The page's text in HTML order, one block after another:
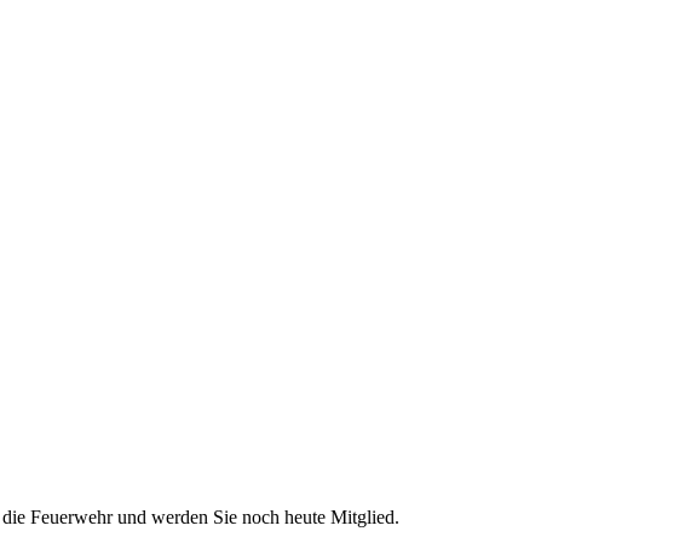
Feuerwehr und werden Sie noch heute Mitglied.